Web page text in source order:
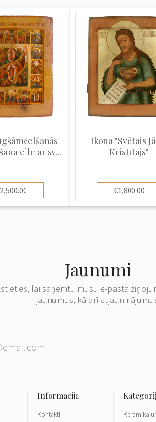
ellē ar sv...
Ikona "Svētais
Kristītājs"
€1,800.00
Jaunumi
lai saņēmtu mūsu e-pasta
jaunumus, kā arī
Kontakti Keramika